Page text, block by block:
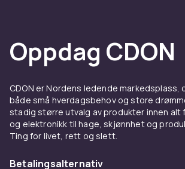
Oppdag CDON
CDON er Nordens ledende markedsplass,
både små hverdagsbehov og store
stadig større utvalg av produkter innen alt
og elektronikk til hage, skjønnhet og
Ting for livet, rett og slett.
Betalingsalternativ